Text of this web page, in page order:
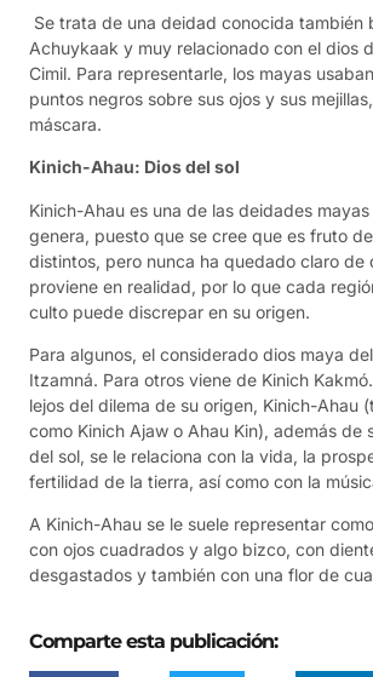
Se trata de una deidad conocida también
Achuykaak y muy relacionado con el dios
Cimil. Para representarle, los mayas
puntos negros sobre sus ojos y sus
máscara.
Kinich-Ahau: Dios del sol
Kinich-Ahau es una de las deidades
genera, puesto que se cree que es fruto
distintos, pero nunca ha quedado claro de
proviene en realidad, por lo que cada
culto puede discrepar en su origen.
Para algunos, el considerado dios maya
Itzamná. Para otros viene de Kinich
lejos del dilema de su origen, Kinich-Ahau
como Kinich Ajaw o Ahau Kin), además de
del sol, se le relaciona con la vida, la
fertilidad de la tierra, así como con la
A Kinich-Ahau se le suele representar
con ojos cuadrados y algo bizco, con
desgastados y también con una flor de
Comparte esta publicación: